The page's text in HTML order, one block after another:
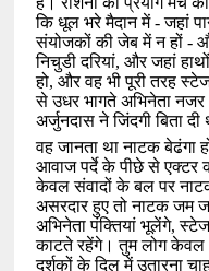
कि धूल भरे मैदान में - जहां
संयोजकों की जेब में न हों -
निचुडी दरियां, और जहां
हो, और वह भी पूरी तरह
से उधर भागते अभिनेता
अर्जुनदास ने जिंदगी बिता दी
वह जानता था नाटक बेढंगा
आवाज पर्दे के पीछे से एक्टर
केवल संवादों के बल पर
असरदार हुए तो नाटक जम
अभिनेता पंक्तियां भूलेंगे,
काटते रहेंगे। तुम लोग केवल
दर्शकों के दिल में उतारना